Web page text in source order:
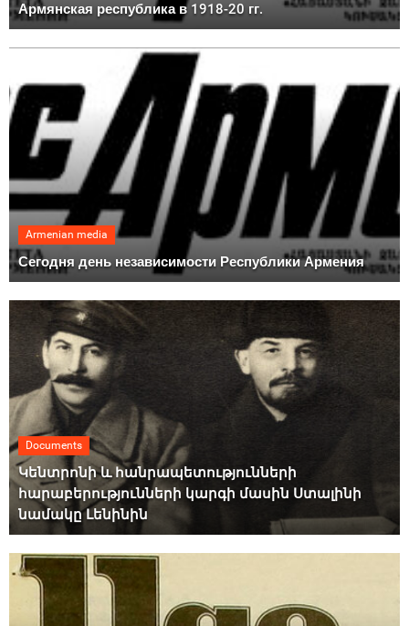
Армянская республика в 1918-20 гг.
Armenian media
Сегодня день независимости Республики Армения
Documents
Կենտրոնի և հանրապետությունների
հարաբերությունների կարգի մասին Ստալինի
նամակը Լենինին